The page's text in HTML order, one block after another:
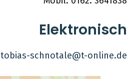
Elektronisch
tobias-schnotale@t-online.de